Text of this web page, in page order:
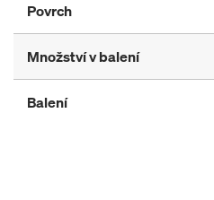
Povrch
Množství v balení
Balení